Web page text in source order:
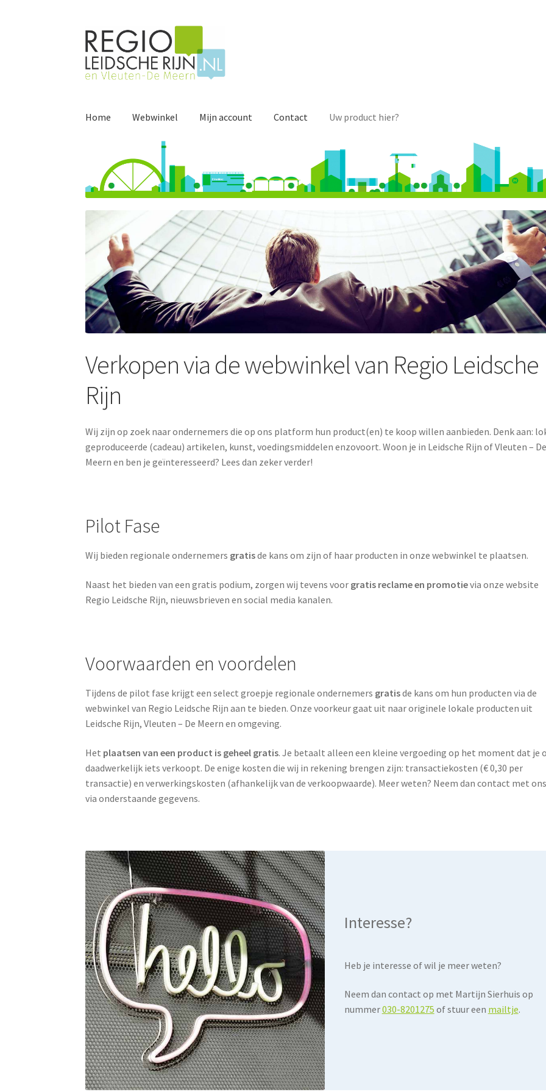
Ga
door
naar
navigatie
Ga
naar
de
inhoud
Home Webwinkel Mijn account Contact Uw product hier?
Verkopen via de webwinkel van Regio Leidsche
Rijn
Wij zijn op zoek naar ondernemers die op ons platform hun product(en) te koop willen aanbieden. Denk aan:
geproduceerde (cadeau) artikelen, kunst, voedingsmiddelen enzovoort. Woon je in Leidsche Rijn of Vleuten – De
Meern en ben je geïnteresseerd? Lees dan zeker verder!
Pilot Fase
Wij bieden regionale ondernemers gratisde kans om zijn of haar producten in onze webwinkel te plaatsen.
Naast het bieden van een gratis podium, zorgen wij tevens voor gratis reclame en promotievia onze website
Regio Leidsche Rijn, nieuwsbrieven en social media kanalen.
Voorwaarden en voordelen
Tijdens de pilot fase krijgt een select groepje regionale ondernemers gratisde kans om hun producten via de
webwinkel van Regio Leidsche Rijn aan te bieden. Onze voorkeur gaat uit naar originele lokale producten uit
Leidsche Rijn, Vleuten – De Meern en omgeving.
Het plaatsen van een product is geheel gratis. Je betaalt alleen een kleine vergoeding op het moment dat je
daadwerkelijk iets verkoopt. De enige kosten die wij in rekening brengen zijn: transactiekosten (€ 0,30 per
transactie) en verwerkingskosten (afhankelijk van de verkoopwaarde). Meer weten? Neem dan contact met
via onderstaande gegevens.
Interesse?
Heb je interesse of wil je meer weten?
Neem dan contact op met Martijn Sierhuis op
nummer030-8201275 of stuur een mailtje.